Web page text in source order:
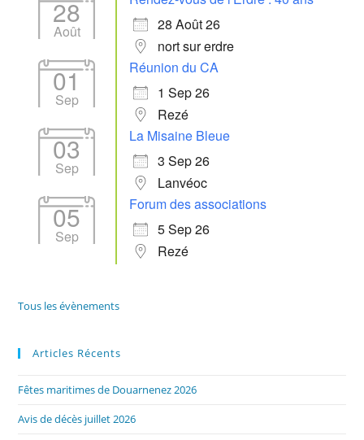
28
Août
28 Août 26
nort sur erdre
01
Sep
Réunion du CA
1 Sep 26
Rezé
03
Sep
La Misaine Bleue
3 Sep 26
Lanvéoc
05
Sep
Forum des associations
5 Sep 26
Rezé
Tous les évènements
Articles Récents
Fêtes maritimes de Douarnenez 2026
Avis de décès juillet 2026